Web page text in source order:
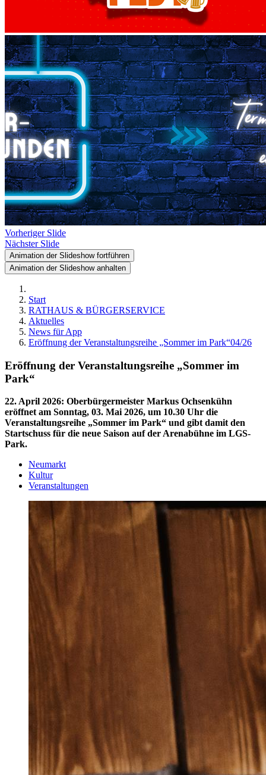
Vorheriger Slide
Nächster Slide
Animation der Slideshow fortführen
Animation der Slideshow anhalten
Start
RATHAUS & BÜRGERSERVICE
Aktuelles
News für App
Eröffnung der Veranstaltungsreihe „Sommer im Park“04/26
Eröffnung der Veranstaltungsreihe „Sommer im
Park“
22. April 2026: Oberbürgermeister Markus Ochsenkühn
eröffnet am Sonntag, 03. Mai 2026, um 10.30 Uhr die
Veranstaltungsreihe „Sommer im Park“ und gibt damit den
Startschuss für die neue Saison auf der Arenabühne im LGS-
Park.
Neumarkt
Kultur
Veranstaltungen